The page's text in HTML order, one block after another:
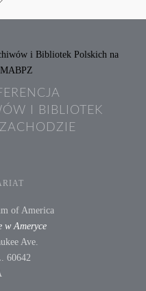
I BIBLIOTEK
of America
w Ameryce
Ave.
60642